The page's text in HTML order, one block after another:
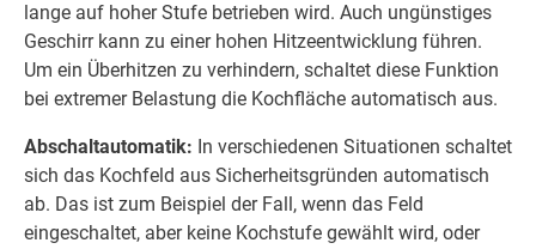
lange auf hoher Stufe betrieben wird. Auch ungünstiges
Geschirr kann zu einer hohen Hitzeentwicklung führen.
Um ein Überhitzen zu verhindern, schaltet diese Funktion
bei extremer Belastung die Kochfläche automatisch aus.
Abschaltautomatik: In verschiedenen Situationen schaltet
sich das Kochfeld aus Sicherheitsgründen automatisch
ab. Das ist zum Beispiel der Fall, wenn das Feld
eingeschaltet, aber keine Kochstufe gewählt wird, oder